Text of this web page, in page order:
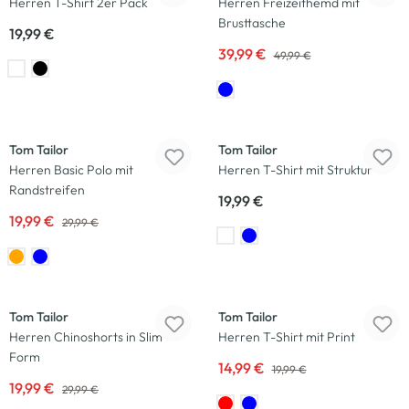
19,99 €
Brusttasche
39,99 € 49,99 €
Tom Tailor
Herren Basic Polo mit
Randstreifen
19,99 € 29,99 €
Tom Tailor
Herren T-Shirt mit Struktur
19,99 €
Tom Tailor
Herren Chinoshorts in Slim
Form
19,99 € 29,99 €
Tom Tailor
Herren T-Shirt mit Print
14,99 € 19,99 €